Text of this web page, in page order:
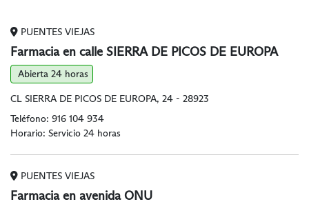
PUENTES VIEJAS
Farmacia en calle SIERRA DE PICOS DE EUROPA
Abierta 24 horas
CL SIERRA DE PICOS DE EUROPA, 24 - 28923
Teléfono: 916 104 934
Horario: Servicio 24 horas
PUENTES VIEJAS
Farmacia en avenida ONU